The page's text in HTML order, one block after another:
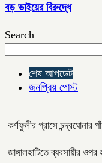
বড় ভাইয়ের বিরুদ্ধে
Search
শেষ আপডেট
জনপ্রিয় পোস্ট
কর্ণফুলীর গ্রাসে চন্দ্রঘোনার
জাঙ্গালহাটিতে ব্যবসায়ীর